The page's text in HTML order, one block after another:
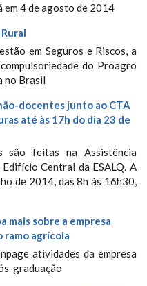
4 de agosto de 2014
em Seguros e Riscos, a
do Proagro
no Brasil
docentes junto ao CTA
até às 17h do dia 23 de
são feitas na Assistência
Central da ESALQ. A
de 2014, das 8h às 16h30,
mais sobre a empresa
agrícola
atividades da empresa
graduação